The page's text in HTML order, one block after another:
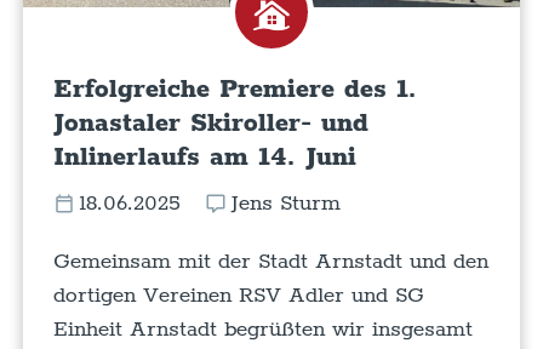
Erfolgreiche Premiere des 1.
Jonastaler Skiroller- und
Inlinerlaufs am 14. Juni
18.06.2025 Jens Sturm
Gemeinsam mit der Stadt Arnstadt und den
dortigen Vereinen RSV Adler und SG
Einheit Arnstadt begrüßten wir insgesamt